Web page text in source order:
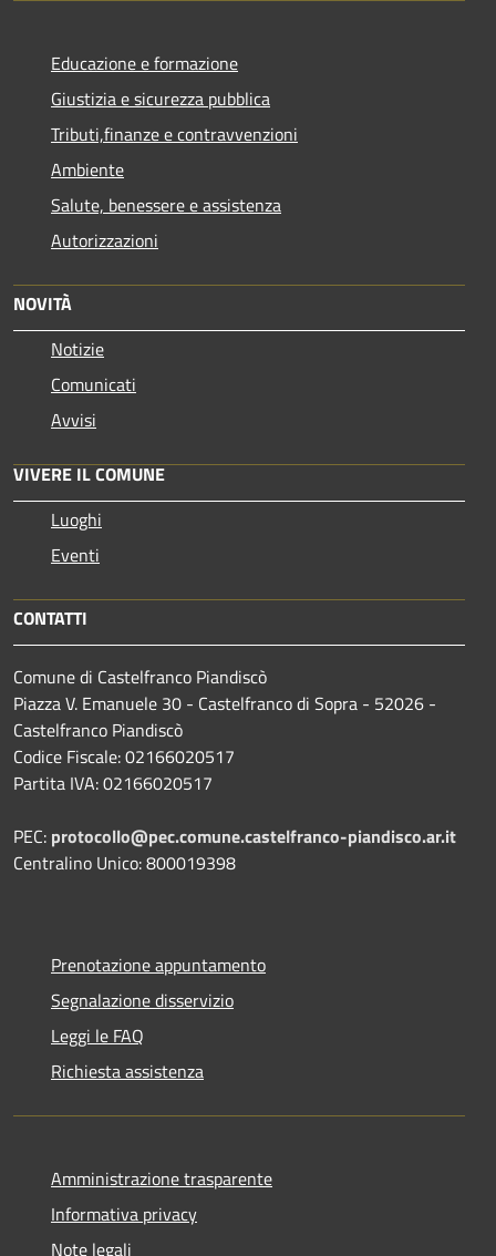
Educazione e formazione
Giustizia e sicurezza pubblica
Tributi,finanze e contravvenzioni
Ambiente
Salute, benessere e assistenza
Autorizzazioni
NOVITÀ
Notizie
Comunicati
Avvisi
VIVERE IL COMUNE
Luoghi
Eventi
CONTATTI
Comune di Castelfranco Piandiscò
Piazza V. Emanuele 30 - Castelfranco di Sopra - 52026 -
Castelfranco Piandiscò
Codice Fiscale: 02166020517
Partita IVA: 02166020517
PEC: protocollo@pec.comune.castelfranco-piandisco.ar.it
Centralino Unico: 800019398
Prenotazione appuntamento
Segnalazione disservizio
Leggi le FAQ
Richiesta assistenza
Amministrazione trasparente
Informativa privacy
Note legali